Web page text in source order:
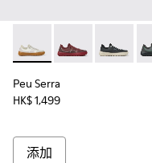
Peu Serra - K101007-
Peu Serra -
Peu
Peu Serra
HK$ 1,499
添加